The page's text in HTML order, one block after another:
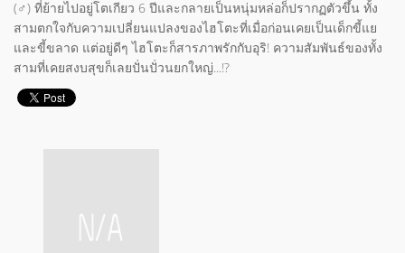
(♂) ที่ย้ายไปอยู่โตเกียว 6 ปีและกลายเป็นหนุ่มหล่อก็ปรากฏตัวขึ้น ทั้ง
สามตกใจกับความเปลี่ยนแปลงของไฮโตะที่เมื่อก่อนเคยเป็นเด็กขี้แย
และขี้ขลาด แต่อยู่ดีๆ ไฮโตะก็สารภาพรักกับอุริ! ความสัมพันธ์ของทั้ง
สามที่เคยสงบสุขก็เลยปั่นปั่วนยกใหญ่...!?